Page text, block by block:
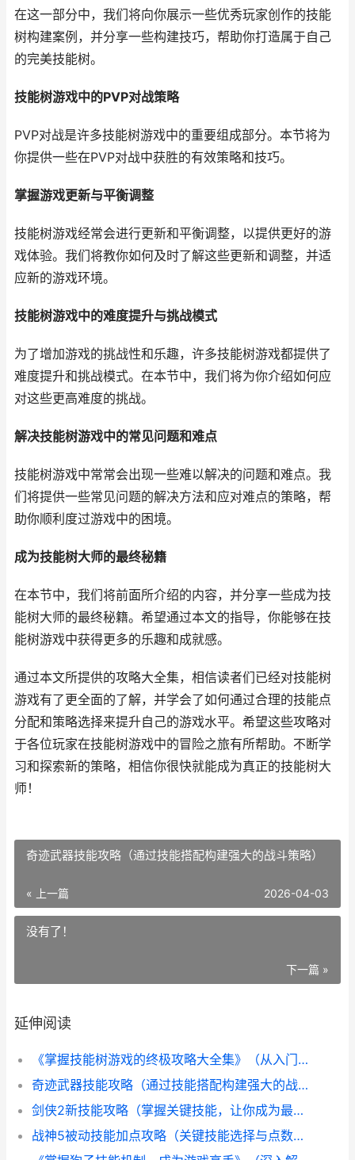
在这一部分中，我们将向你展示一些优秀玩家创作的技能
树构建案例，并分享一些构建技巧，帮助你打造属于自己
的完美技能树。
技能树游戏中的PVP对战策略
PVP对战是许多技能树游戏中的重要组成部分。本节将为
你提供一些在PVP对战中获胜的有效策略和技巧。
掌握游戏更新与平衡调整
技能树游戏经常会进行更新和平衡调整，以提供更好的游
戏体验。我们将教你如何及时了解这些更新和调整，并适
应新的游戏环境。
技能树游戏中的难度提升与挑战模式
为了增加游戏的挑战性和乐趣，许多技能树游戏都提供了
难度提升和挑战模式。在本节中，我们将为你介绍如何应
对这些更高难度的挑战。
解决技能树游戏中的常见问题和难点
技能树游戏中常常会出现一些难以解决的问题和难点。我
们将提供一些常见问题的解决方法和应对难点的策略，帮
助你顺利度过游戏中的困境。
成为技能树大师的最终秘籍
在本节中，我们将前面所介绍的内容，并分享一些成为技
能树大师的最终秘籍。希望通过本文的指导，你能够在技
能树游戏中获得更多的乐趣和成就感。
通过本文所提供的攻略大全集，相信读者们已经对技能树
游戏有了更全面的了解，并学会了如何通过合理的技能点
分配和策略选择来提升自己的游戏水平。希望这些攻略对
于各位玩家在技能树游戏中的冒险之旅有所帮助。不断学
习和探索新的策略，相信你很快就能成为真正的技能树大
师！
奇迹武器技能攻略（通过技能搭配构建强大的战斗策略）
« 上一篇 2026-04-03
没有了！
下一篇 »
延伸阅读
《掌握技能树游戏的终极攻略大全集》（从入门到精通，让你成为游戏界的技能树大师）
奇迹武器技能攻略（通过技能搭配构建强大的战斗策略）
剑侠2新技能攻略（掌握关键技能，让你成为最强剑侠！）
战神5被动技能加点攻略（关键技能选择与点数分配策略，助您成为无敌战神！）